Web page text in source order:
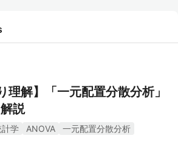
理解】「一元配置分散分析」
説
計学 ANOVA 一元配置分散分析